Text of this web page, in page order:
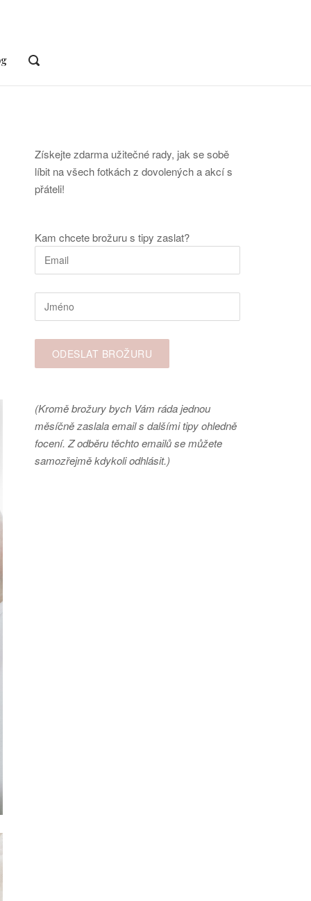
OPEN
BAR
Získejte zdarma užitečné rady, jak se sobě
líbit na všech fotkách z dovolených a akcí s
přáteli!
Kam chcete brožuru s tipy zaslat?
(Kromě brožury bych Vám ráda jednou
měsíčně zaslala email s dalšími tipy ohledně
focení. Z odběru těchto emailů se můžete
samozřejmě kdykoli odhlásit.)